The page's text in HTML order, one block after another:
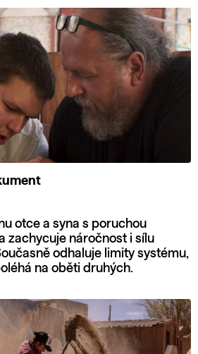
otce a syna s poruchou
zachycuje náročnost i sílu
odhaluje limity systému,
na oběti druhých.